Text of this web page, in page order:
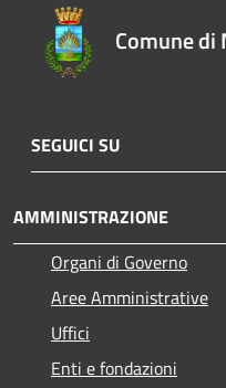
Comune
SEGUICI SU
AMMINISTRAZIONE
Organi di Governo
Aree Amministrative
Uffici
Enti e fondazioni